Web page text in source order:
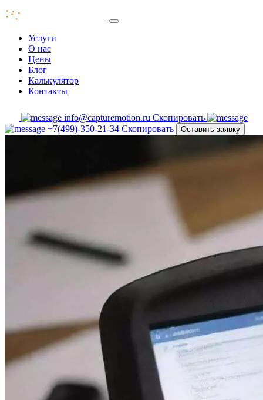
Услуги
О нас
Цены
Блог
Калькулятор
Контакты
info@capturemotion.ru Скопировать
+7(499)-350-21-34 Скопировать Оставить заявку